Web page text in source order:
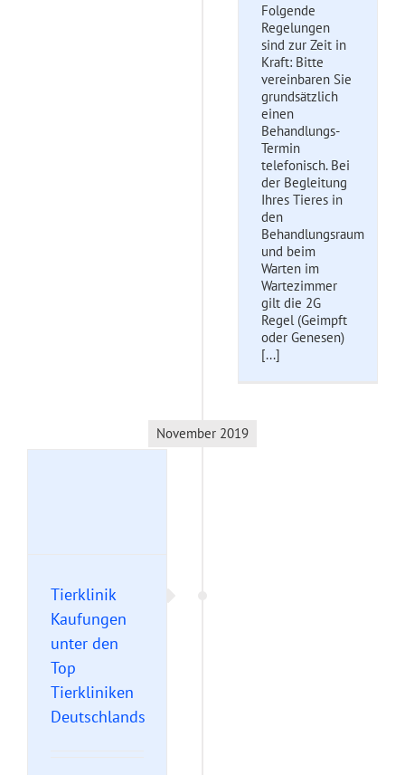
Folgende
Regelungen
sind zur Zeit in
Kraft: Bitte
vereinbaren Sie
grundsätzlich
einen
Behandlungs-
Termin
telefonisch. Bei
der Begleitung
Ihres Tieres in
den
Behandlungsraum
und beim
Warten im
Wartezimmer
gilt die 2G
Regel (Geimpft
oder Genesen)
[...]
November 2019
Tierklinik
Kaufungen
unter den
Top
Tierkliniken
Deutschlands